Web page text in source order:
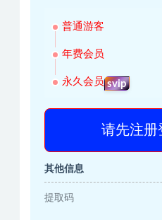
普通游客
年费会员
永久会员 svip
请先注册
其他信息
提取码